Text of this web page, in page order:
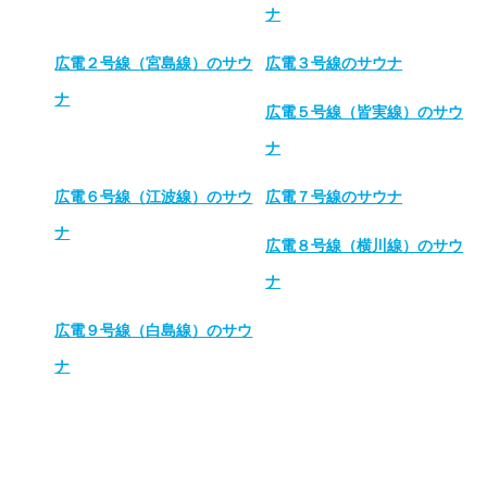
ナ
広電２号線（宮島線）のサウ
ナ
広電３号線のサウナ
広電５号線（皆実線）のサウ
ナ
広電６号線（江波線）のサウ
ナ
広電７号線のサウナ
広電８号線（横川線）のサウ
ナ
広電９号線（白島線）のサウ
ナ